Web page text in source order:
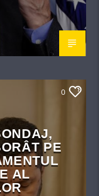
0
PE
AL